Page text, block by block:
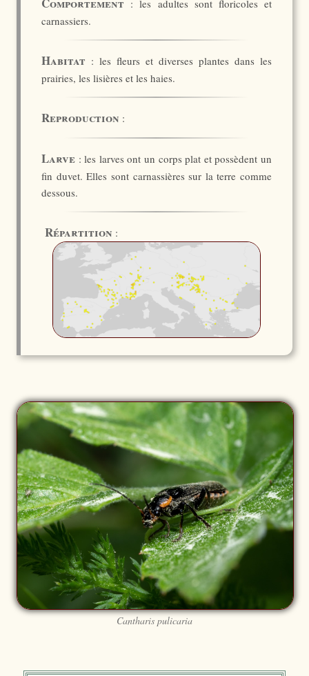
: les adultes sont floricoles et
carnassiers.
Habitat : les fleurs et diverses plantes dans les
prairies, les lisières et les haies.
Reproduction :
Larve : les larves ont un corps plat et possèdent un
fin duvet. Elles sont carnassières sur la terre comme
dessous.
Répartition :
Cantharis pulicaria